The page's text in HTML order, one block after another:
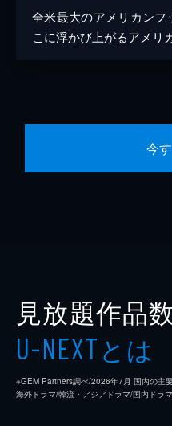
全米最大のアメリカン
こに浮かび上がるアメリ
今
見放題作品数
U-NEXTとは
※GEM Partners調べ/2026年7⽉ 国内の主
海外ドラマ/韓流・アジアドラマ/国内ドラ